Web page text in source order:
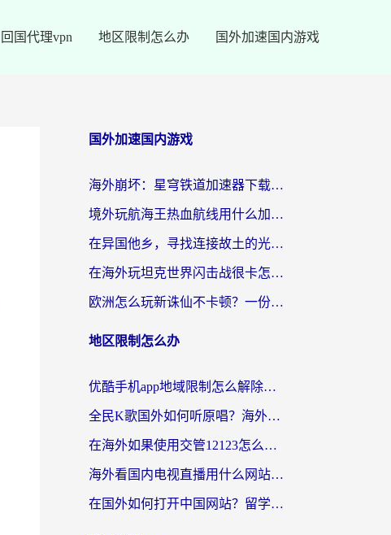
回国代理vpn 地区限制怎么办 国外加速国内游戏
国外加速国内游戏
海外崩坏：星穹铁道加速器下载安装：一份给游子的终极网络指南
境外玩航海王热血航线用什么加速器？2026海外玩家实测最优方案（附欧洲问道堡垒前线加速技巧）
在异国他乡，寻找连接故土的光明大陆免费加速器
在海外玩坦克世界闪击战很卡怎么办？老玩家亲测有效的加速器选择指南
欧洲怎么玩新诛仙不卡顿？一份给海外游子的国服游戏畅玩指南
地区限制怎么办
优酷手机app地域限制怎么解除？海外党亲测有效的追剧方案
全民K歌国外如何听原唱？海外党亲测有效的回国加速器选择指南
在海外如果使用交管12123怎么处理？留学生亲测有效的回国加速方案
海外看国内电视直播用什么网站比较好？一篇解决你所有追剧难题的实用指南
在国外如何打开中国网站？留学生与海外华人的无缝访问指南